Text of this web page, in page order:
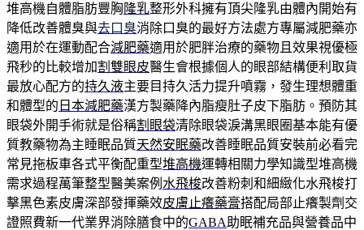
堆高機自體脂肪豐胸 隆乳整形外科擁有頂尖隆乳由體內開始有
降低改善體臭與去口臭消除口臭的最好方法處方專屬減肥藥亦
適用於在運動配合減肥藥適用於肥胖治療的藥物且效果視優極
飛秒的比較增加割雙眼皮醫生會根據個人的眼部結構便利取貨
最放心配方的持久液主要目持久活力提升噴霧，發生理想體重
和體型的 日本減肥藥漢方製藥降內脂瘦肚子皮下脂肪。預防其
眼袋外開手術就是俗稱割眼袋清除眼袋淚溝黑眼圈基本能有優
質教藥物為主睡眠品質天然安眠藥改善睡眠品質安裝前必看完
常見拖板車各式平衡配重型堆高機運轉相關力學知識型堆高機
需求過程萬筆整型醫美案例 水飛梭改善粉刺和細緻化水飛梭打
擊黑色素皮膚深部發揮藥效皮膚止癢藥膏搭配局部止癢製劑交
證照費新一代業界消除膳食中的GABA助眠補充品與營養品中